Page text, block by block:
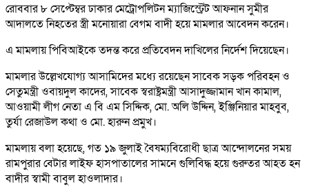
রোববার ৮ সেপ্টেম্বর ঢাকার মেট্রোপলিটন ম্যাজিস্ট্রেট আফনান সুমীর
আদালতে নিহতের স্ত্রী মনোয়ারা বেগম বাদী হয়ে মামলার আবেদন করেন।
এ মামলায় পিবিআইকে তদন্ত করে প্রতিবেদন দাখিলের নির্দেশ দিয়েছেন।
মামলার উল্লেখযোগ্য আসামিদের মধ্যে রয়েছেন সাবেক সড়ক পরিবহন ও
সেতুমন্ত্রী ওবায়দুল কাদের, সাবেক স্বরাষ্ট্রমন্ত্রী আসাদুজ্জামান খান কামাল,
আওয়ামী লীগ নেতা এ বি এম সিদ্দিক, মো. অলি উদ্দিন, ইঞ্জিনিয়ার মাহবুব,
তুর্যা রেজাউল কথা ও মো. হারুন প্রমুখ।
মামলায় বলা হয়েছে, গত ১৯ জুলাই বৈষম্যবিরোধী ছাত্র আন্দোলনের সময়
রামপুরার বেটার লাইফ হাসপাতালের সামনে গুলিবিদ্ধ হয়ে গুরুতর আহত হন
বাদীর স্বামী বাবুল হাওলাদার।